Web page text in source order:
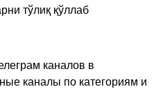
тўлиқ қўллаб
каналов в
каналы по категориям и